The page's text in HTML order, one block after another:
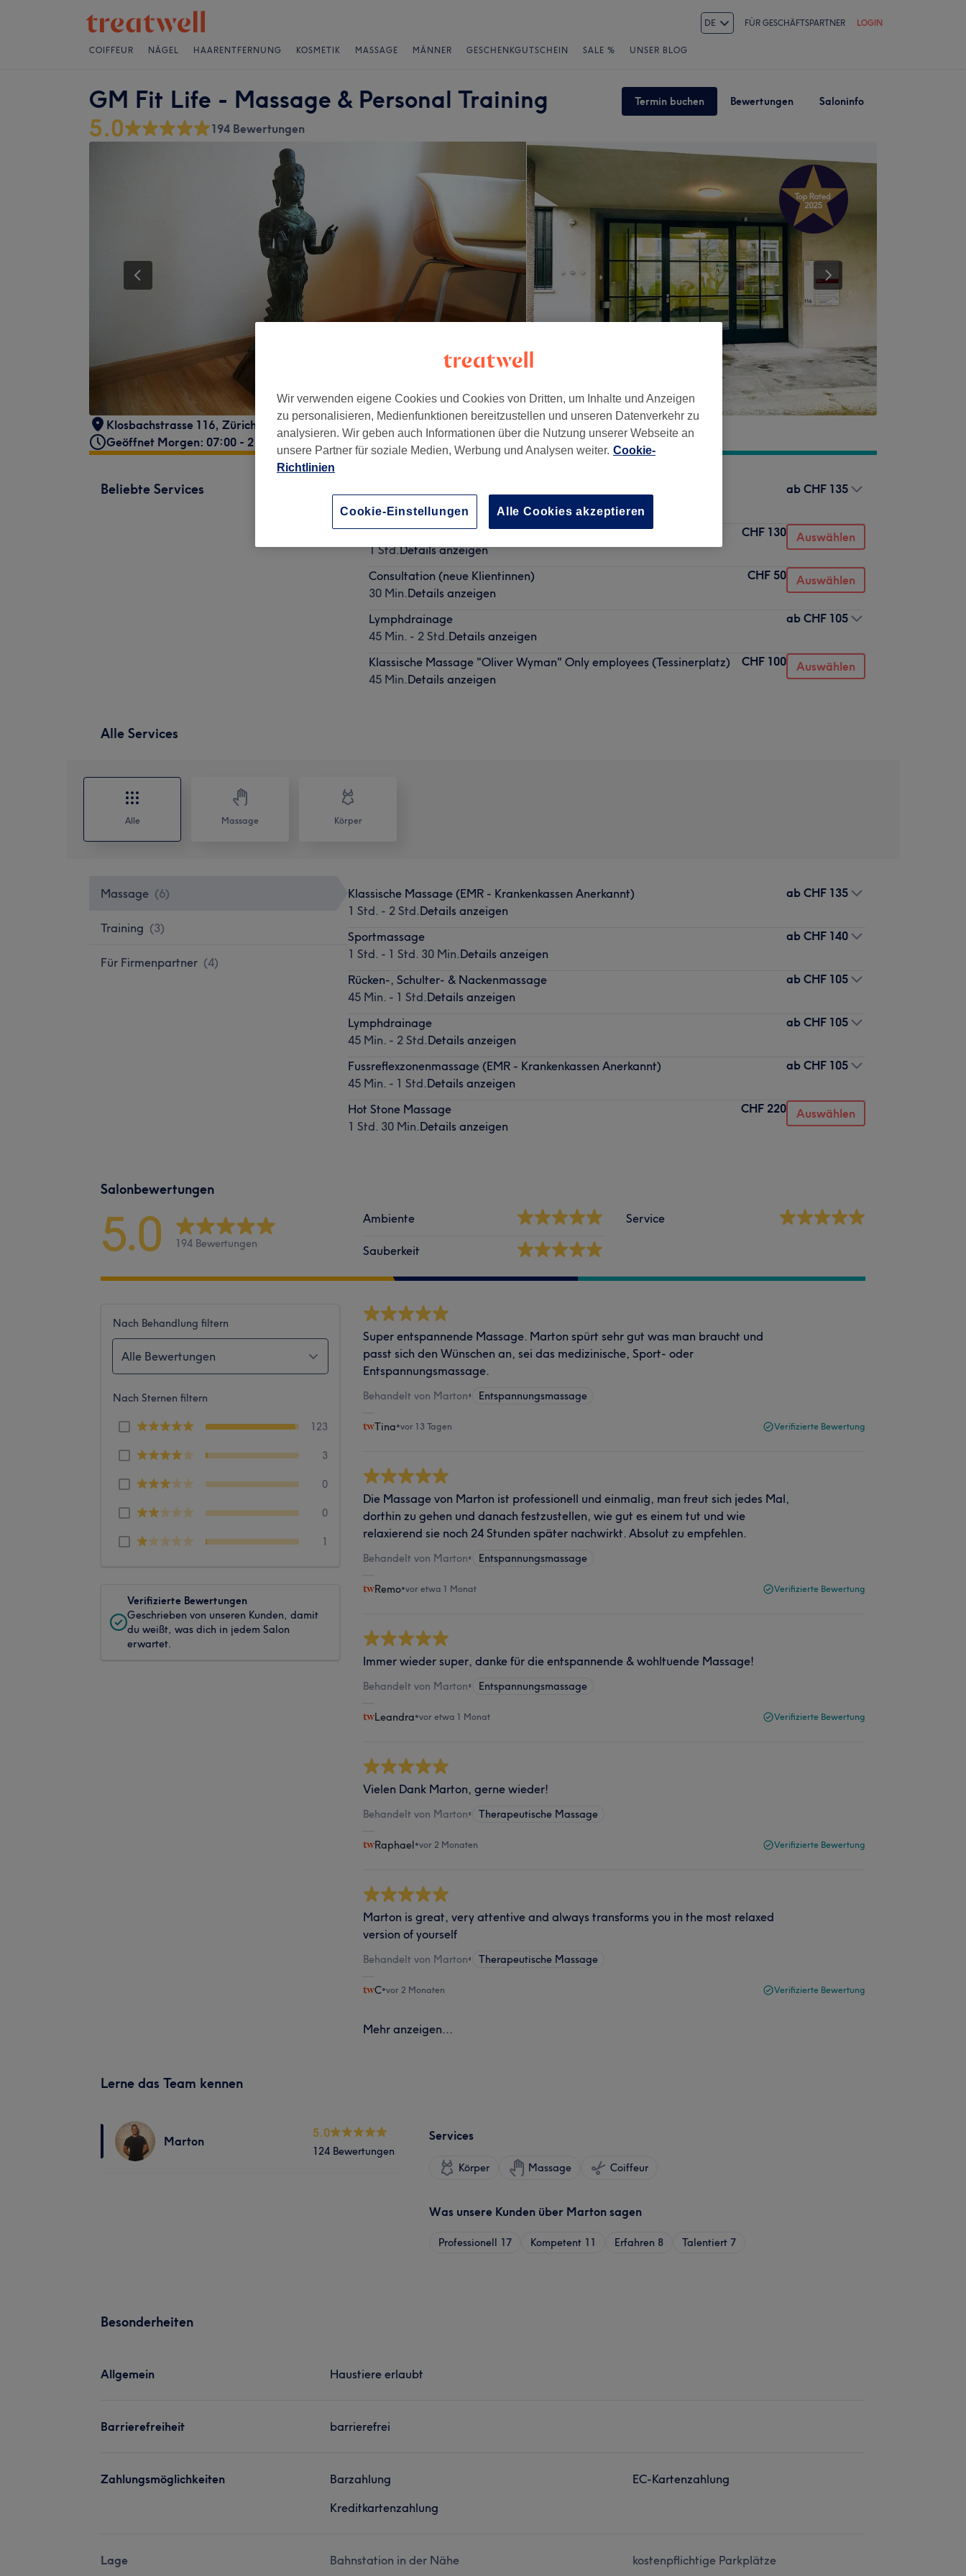
DE FÜR GESCHÄFTSPARTNER LOGIN
COIFFEUR NÄGEL HAARENTFERNUNG KOSMETIK MASSAGE MÄNNER GESCHENKGUTSCHEIN SALE % UNSER BLOG
GM Fit Life - Massage & Personal Training Termin buchen Bewertungen Saloninfo
5.0 194 Bewertungen
Klosbachstrasse 116, Zürich, Kreis 7, 8032
Geöffnet Morgen: 07:00 - 21:00
Beliebte Services
1 Std. - 2 Std.Details anzeigen
ab CHF 135
Personal Training
1 Std.Details anzeigen
CHF 130 Auswählen
Consultation (neue Klientinnen)
30 Min.Details anzeigen
CHF 50 Auswählen
Lymphdrainage
45 Min. - 2 Std.Details anzeigen
ab CHF 105
Klassische Massage "Oliver Wyman" Only employees (Tessinerplatz)
45 Min.Details anzeigen
CHF 100 Auswählen
Alle Services
Alle Massage Körper
Massage (6)
Training (3)
Für Firmenpartner (4)
Klassische Massage (EMR - Krankenkassen Anerkannt)
1 Std. - 2 Std.Details anzeigen
ab CHF 135
Sportmassage
1 Std. - 1 Std. 30 Min.Details anzeigen
ab CHF 140
Rücken-, Schulter- & Nackenmassage
45 Min. - 1 Std.Details anzeigen
ab CHF 105
Lymphdrainage
45 Min. - 2 Std.Details anzeigen
ab CHF 105
Fussreflexzonenmassage (EMR - Krankenkassen Anerkannt)
45 Min. - 1 Std.Details anzeigen
ab CHF 105
Hot Stone Massage
1 Std. 30 Min.Details anzeigen
CHF 220 Auswählen
Salonbewertungen
5.0 194 Bewertungen
Ambiente
Sauberkeit
Service
Nach Behandlung filtern
Alle Bewertungen
Nach Sternen filtern
123
3
0
0
1
Verifizierte Bewertungen
Geschrieben von unseren Kunden, damit
du weißt, was dich in jedem Salon
erwartet.
Super entspannende Massage. Marton spürt sehr gut was man braucht und
passt sich den Wünschen an, sei das medizinische, Sport- oder
Entspannungsmassage.
Behandelt von Marton• Entspannungsmassage
Tina•vor 13 Tagen Verifizierte Bewertung
Die Massage von Marton ist professionell und einmalig, man freut sich jedes Mal,
dorthin zu gehen und danach festzustellen, wie gut es einem tut und wie
relaxierend sie noch 24 Stunden später nachwirkt. Absolut zu empfehlen.
Behandelt von Marton• Entspannungsmassage
Remo•vor etwa 1 Monat Verifizierte Bewertung
Immer wieder super, danke für die entspannende & wohltuende Massage!
Behandelt von Marton• Entspannungsmassage
Leandra•vor etwa 1 Monat Verifizierte Bewertung
Vielen Dank Marton, gerne wieder!
Behandelt von Marton• Therapeutische Massage
Raphael•vor 2 Monaten Verifizierte Bewertung
Marton is great, very attentive and always transforms you in the most relaxed
version of yourself
Behandelt von Marton• Therapeutische Massage
C•vor 2 Monaten Verifizierte Bewertung
Mehr anzeigen...
Lerne das Team kennen
Marton
5.0
124 Bewertungen
Services
Körper Massage Coiffeur
Was unsere Kunden über Marton sagen
Professionell 17 Kompetent 11 Erfahren 8 Talentiert 7
Besonderheiten
Allgemein Haustiere erlaubt
Barrierefreiheit barrierefrei
Zahlungsmöglichkeiten
Barzahlung
Kreditkartenzahlung
EC-Kartenzahlung
Lage Bahnstation in der Nähe kostenpflichtige Parkplätze
Wir verwenden eigene Cookies und Cookies von Dritten, um Inhalte und Anzeigen
zu personalisieren, Medienfunktionen bereitzustellen und unseren Datenverkehr zu
analysieren. Wir geben auch Informationen über die Nutzung unserer Webseite an
unsere Partner für soziale Medien, Werbung und Analysen weiter. Cookie-
Richtlinien
Alle Cookies akzeptieren
Cookie-Einstellungen